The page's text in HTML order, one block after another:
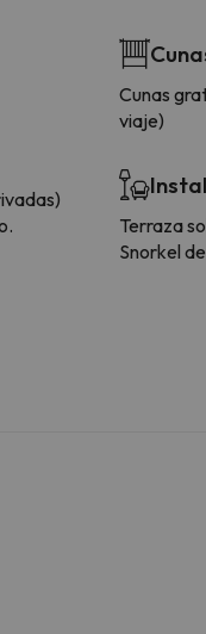
Cunas
viaje)
Terraza
Snorkel